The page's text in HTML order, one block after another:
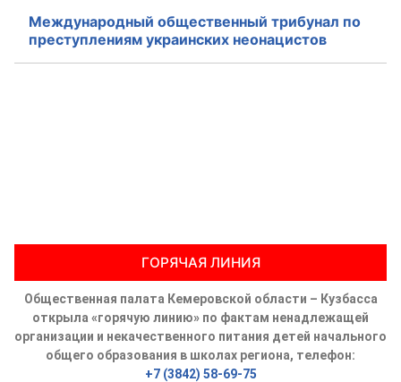
Международный общественный трибунал по
преступлениям украинских неонацистов
ГОРЯЧАЯ ЛИНИЯ
Общественная палата Кемеровской области – Кузбасса
открыла «горячую линию» по фактам ненадлежащей
организации и некачественного питания детей начального
общего образования в школах региона, телефон:
+7 (3842) 58-69-75